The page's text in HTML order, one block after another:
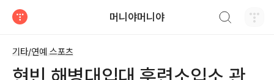
머니야머니야
기타/연예 스포츠